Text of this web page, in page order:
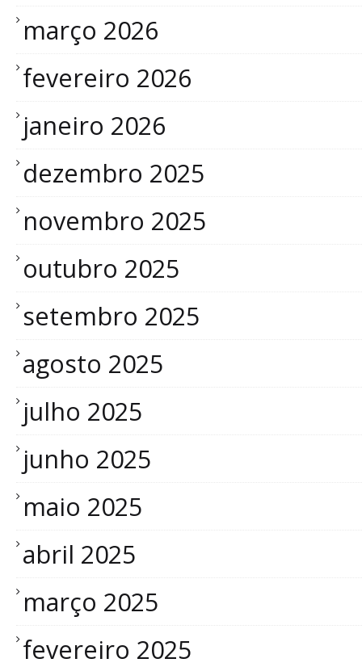
março 2026
fevereiro 2026
janeiro 2026
dezembro 2025
novembro 2025
outubro 2025
setembro 2025
agosto 2025
julho 2025
junho 2025
maio 2025
abril 2025
março 2025
fevereiro 2025